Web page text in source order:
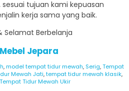
tujuan kami kepuasan
kerja sama yang baik.
Selamat Berbelanja
Jepara
,model tempat tidur mewah, Serig,Tempat
Mewah Jati,tempat tidur mewah klasik,
Tempat Tidur Mewah Ukir